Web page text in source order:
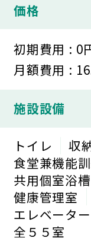
価格
初期費用 : 0
月額費用 :
施設設備
トイレ 収
食堂兼機能
共用個室浴槽
健康管理室
エレベータ
全５５室